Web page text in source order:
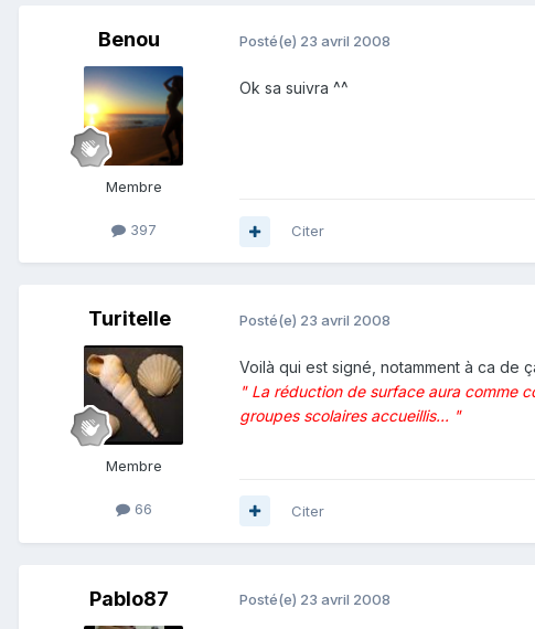
Benou
Membre
397
Posté(e) 23 avril 2008
Ok sa suivra ^^
Citer
Turitelle
Membre
66
Posté(e) 23 avril 2008
Voilà qui est signé, notamment à ca de
" La réduction de surface aura comme
groupes scolaires accueillis... "
Citer
Pablo87 Posté(e) 23 avril 2008